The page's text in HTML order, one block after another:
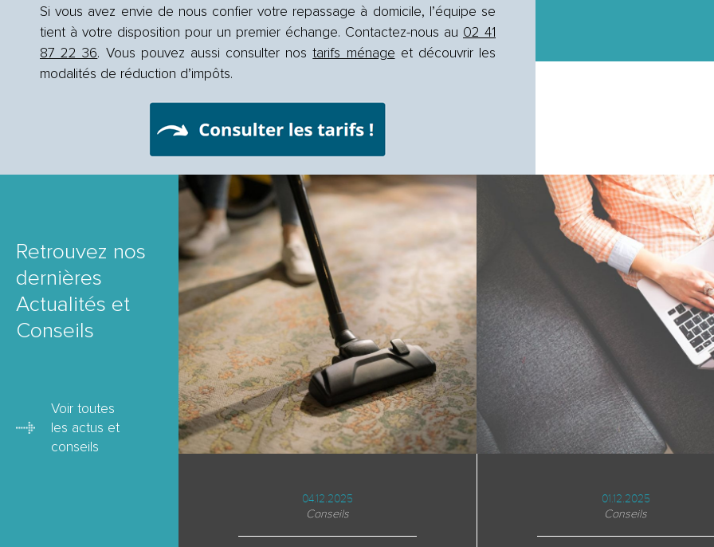
Si vous avez envie de nous confier votre repassage à domicile, l’équipe se
tient à votre disposition pour un premier échange. Contactez-nous au 02 41
87 22 36. Vous pouvez aussi consulter nostarifs ménage et découvrir les
modalités de réduction d’impôts.
Retrouvez nos
dernières
Actualités et
Conseils
Voir toutes
les actus et
conseils
04.12.2025
Conseils
01.12.2025
Conseils